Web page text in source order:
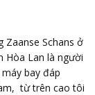
Zaanse Schans ở
Hòa Lan là người
bay đáp
từ trên cao tôi